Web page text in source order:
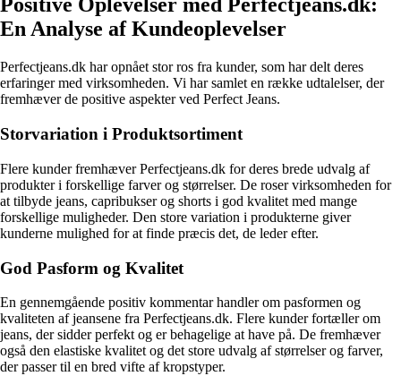
Positive Oplevelser med Perfectjeans.dk:
En Analyse af Kundeoplevelser
Perfectjeans.dk har opnået stor ros fra kunder, som har delt deres
erfaringer med virksomheden. Vi har samlet en række udtalelser, der
fremhæver de positive aspekter ved Perfect Jeans.
Storvariation i Produktsortiment
Flere kunder fremhæver Perfectjeans.dk for deres brede udvalg af
produkter i forskellige farver og størrelser. De roser virksomheden for
at tilbyde jeans, capribukser og shorts i god kvalitet med mange
forskellige muligheder. Den store variation i produkterne giver
kunderne mulighed for at finde præcis det, de leder efter.
God Pasform og Kvalitet
En gennemgående positiv kommentar handler om pasformen og
kvaliteten af jeansene fra Perfectjeans.dk. Flere kunder fortæller om
jeans, der sidder perfekt og er behagelige at have på. De fremhæver
også den elastiske kvalitet og det store udvalg af størrelser og farver,
der passer til en bred vifte af kropstyper.